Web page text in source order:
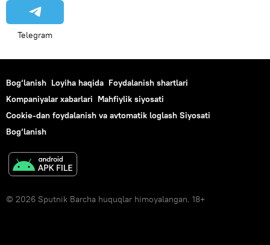
Telegram
Bog‘lanish Loyiha haqida Foydalanish shartlari
Kompaniyalar xabarlari Mahfiylik siyosati
Cookie-dan foydalanish va avtomatik loglash Siyosati
Bog‘lanish
© 2026 Sputnik Barcha huquqlar himoyalangan. 18+